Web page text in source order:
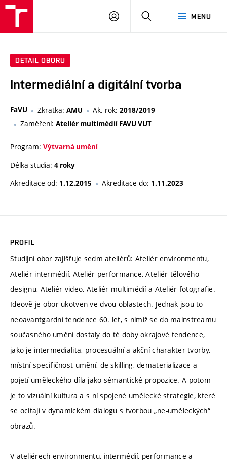
MENU
PŘIHLÁSIT
DETAIL OBORU
Intermediální a digitální tvorba
FaVU Zkratka: AMU Ak. rok: 2018/2019
Zaměření: Ateliér multimédií FAVU VUT
Program: Výtvarná umění
Délka studia: 4 roky
Akreditace od: 1.12.2015 Akreditace do: 1.11.2023
PROFIL
Studijní obor zajišťuje sedm ateliérů: Ateliér environmentu,
Ateliér intermédií, Ateliér performance, Ateliér tělového
designu, Ateliér video, Ateliér multimédií a Ateliér fotografie.
Ideově je obor ukotven ve dvou oblastech. Jednak jsou to
neoavantgardní tendence 60. let, s nimiž se do mainstreamu
současného umění dostaly do té doby okrajové tendence,
jako je intermedialita, procesuální a akční charakter tvorby,
místní specifičnost umění, de-skilling, dematerializace a
pojetí uměleckého díla jako sémantické propozice. A potom
je to vizuální kultura a s ní spojené umělecké strategie, které
se ocitají v dynamickém dialogu s tvorbou „ne-uměleckých“
obrazů.
V ateliérech environmentu, intermédií, performance a